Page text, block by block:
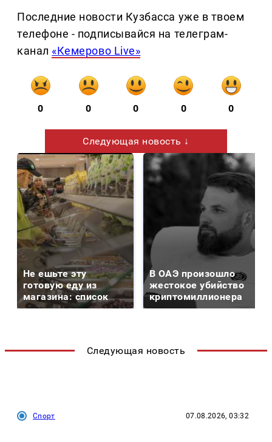
Последние новости Кузбасса уже в твоем
телефоне - подписывайся на телеграм-
канал «Кемерово Live»
0 0 0 0 0
Следующая новость ↓
Не ешьте эту
готовую еду из
магазина: список
В ОАЭ произошло
жестокое убийство
криптомиллионера
Следующая новость
Спорт 07.08.2026, 03:32